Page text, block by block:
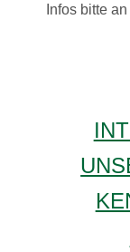
Infos bitte